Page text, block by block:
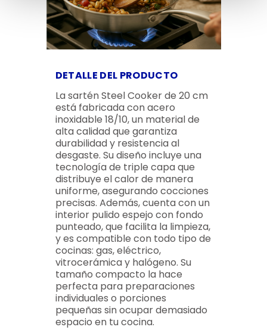
DETALLE DEL PRODUCTO
La sartén Steel Cooker de 20 cm
está fabricada con acero
inoxidable 18/10, un material de
alta calidad que garantiza
durabilidad y resistencia al
desgaste. Su diseño incluye una
tecnología de triple capa que
distribuye el calor de manera
uniforme, asegurando cocciones
precisas. Además, cuenta con un
interior pulido espejo con fondo
punteado, que facilita la limpieza,
y es compatible con todo tipo de
cocinas: gas, eléctrico,
vitrocerámica y halógeno. Su
tamaño compacto la hace
perfecta para preparaciones
individuales o porciones
pequeñas sin ocupar demasiado
espacio en tu cocina.